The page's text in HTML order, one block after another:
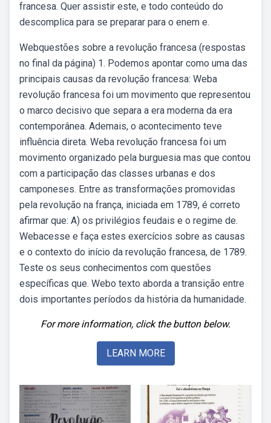
francesa. Quer assistir este, e todo conteúdo do
descomplica para se preparar para o enem e.
Webquestões sobre a revolução francesa (respostas
no final da página) 1. Podemos apontar como uma das
principais causas da revolução francesa: Weba
revolução francesa foi um movimento que representou
o marco decisivo que separa a era moderna da era
contemporânea. Ademais, o acontecimento teve
influência direta. Weba revolução francesa foi um
movimento organizado pela burguesia mas que contou
com a participação das classes urbanas e dos
camponeses. Entre as transformações promovidas
pela revolução na frança, iniciada em 1789, é correto
afirmar que: A) os privilégios feudais e o regime de.
Webacesse e faça estes exercícios sobre as causas
e o contexto do início da revolução francesa, de 1789.
Teste os seus conhecimentos com questões
específicas que. Webo texto aborda a transição entre
dois importantes períodos da história da humanidade.
For more information, click the button below.
LEARN MORE